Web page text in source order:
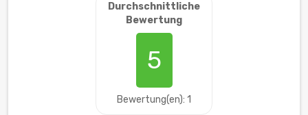
Durchschnittliche
Bewertung
5
Bewertung(en): 1